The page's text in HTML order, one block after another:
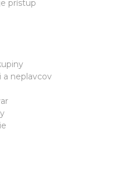
prístup
a neplavcov